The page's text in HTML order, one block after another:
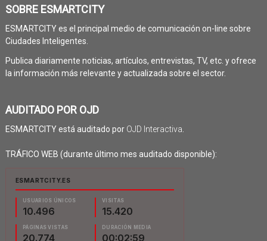
SOBRE ESMARTCITY
ESMARTCITY es el principal medio de comunicación on-line sobre
Ciudades Inteligentes.
Publica diariamente noticias, artículos, entrevistas, TV, etc. y ofrece
la información más relevante y actualizada sobre el sector.
AUDITADO POR OJD
ESMARTCITY está auditado por OJD Interactiva
TRÁFICO WEB (durante último mes auditado disponible):